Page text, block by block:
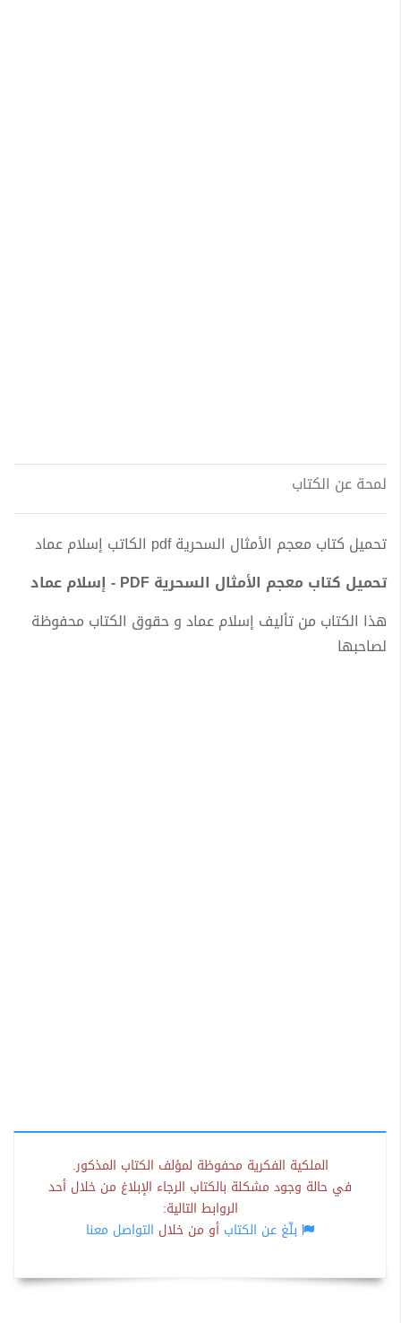
لمحة عن الكتاب
تحميل كتاب معجم الأمثال السحرية pdf الكاتب إسلام عماد
تحميل كتاب معجم الأمثال السحرية PDF - إسلام عماد
هذا الكتاب من تأليف إسلام عماد و حقوق الكتاب محفوظة
لصاحبها
الملكية الفكرية محفوظة لمؤلف الكتاب المذكور.
في حالة وجود مشكلة بالكتاب الرجاء الإبلاغ من خلال أحد
الروابط التالية:
بلّغ عن الكتاب أو من خلال التواصل معنا